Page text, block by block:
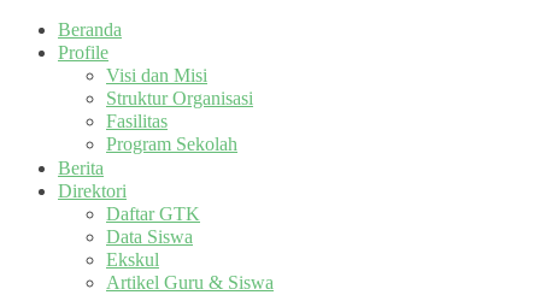
Beranda
Profile
Visi dan Misi
Struktur Organisasi
Fasilitas
Program Sekolah
Berita
Direktori
Daftar GTK
Data Siswa
Ekskul
Artikel Guru & Siswa